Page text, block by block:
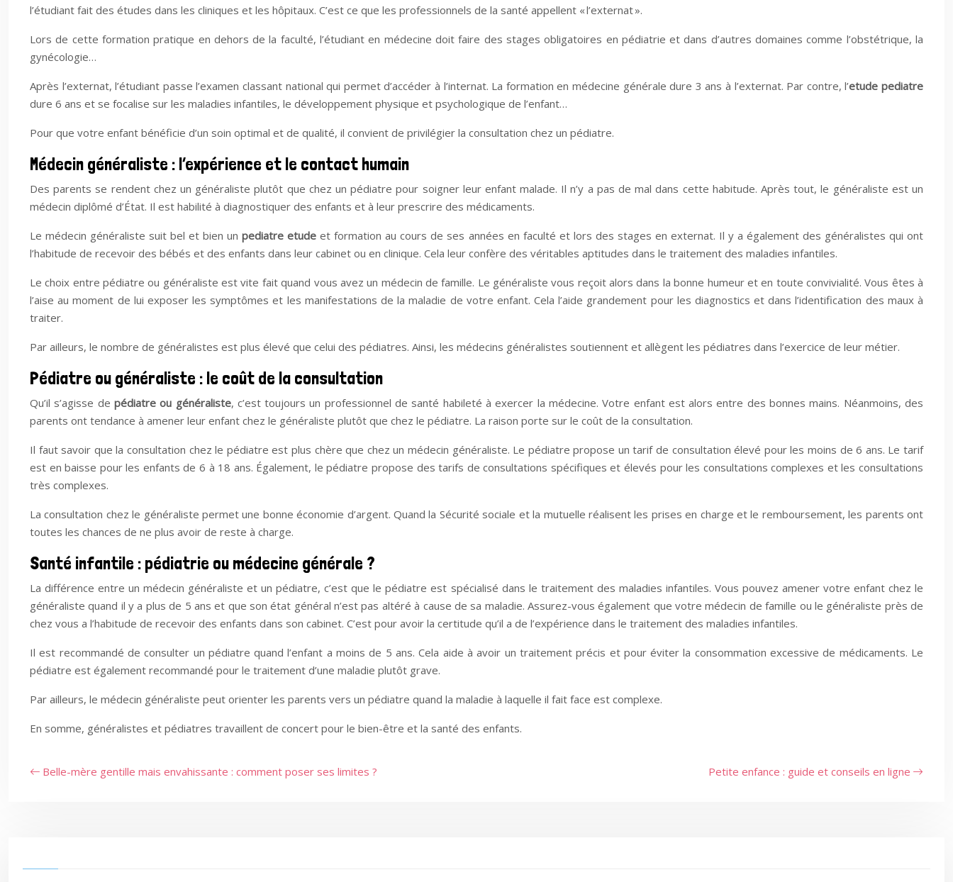
l’étudiant fait des études dans les cliniques et les hôpitaux. C’est ce que les professionnels de la santé appellent « l’externat ».
Lors de cette formation pratique en dehors de la faculté, l’étudiant en médecine doit faire des stages obligatoires en pédiatrie et dans d’autres domaines comme l’obstétrique, la
gynécologie…
Après l’externat, l’étudiant passe l’examen classant national qui permet d’accéder à l’internat. La formation en médecine générale dure 3 ans à l’externat. Par contre, l’etude pediatre
dure 6 ans et se focalise sur les maladies infantiles, le développement physique et psychologique de l’enfant…
Pour que votre enfant bénéficie d’un soin optimal et de qualité, il convient de privilégier la consultation chez un pédiatre.
Médecin généraliste : l’expérience et le contact humain
Des parents se rendent chez un généraliste plutôt que chez un pédiatre pour soigner leur enfant malade. Il n’y a pas de mal dans cette habitude. Après tout, le généraliste est un
médecin diplômé d’État. Il est habilité à diagnostiquer des enfants et à leur prescrire des médicaments.
Le médecin généraliste suit bel et bien unpediatre etude et formation au cours de ses années en faculté et lors des stages en externat. Il y a également des généralistes qui ont
l’habitude de recevoir des bébés et des enfants dans leur cabinet ou en clinique. Cela leur confère des véritables aptitudes dans le traitement des maladies infantiles.
Le choix entre pédiatre ou généraliste est vite fait quand vous avez un médecin de famille. Le généraliste vous reçoit alors dans la bonne humeur et en toute convivialité. Vous êtes à
l’aise au moment de lui exposer les symptômes et les manifestations de la maladie de votre enfant. Cela l’aide grandement pour les diagnostics et dans l’identification des maux à
traiter.
Par ailleurs, le nombre de généralistes est plus élevé que celui des pédiatres. Ainsi, les médecins généralistes soutiennent et allègent les pédiatres dans l’exercice de leur métier.
Pédiatre ou généraliste : le coût de la consultation
Qu’il s’agisse de pédiatre ou généraliste, c’est toujours un professionnel de santé habileté à exercer la médecine. Votre enfant est alors entre des bonnes mains. Néanmoins, des
parents ont tendance à amener leur enfant chez le généraliste plutôt que chez le pédiatre. La raison porte sur le coût de la consultation.
Il faut savoir que la consultation chez le pédiatre est plus chère que chez un médecin généraliste. Le pédiatre propose un tarif de consultation élevé pour les moins de 6 ans. Le tarif
est en baisse pour les enfants de 6 à 18 ans. Également, le pédiatre propose des tarifs de consultations spécifiques et élevés pour les consultations complexes et les consultations
très complexes.
La consultation chez le généraliste permet une bonne économie d’argent. Quand la Sécurité sociale et la mutuelle réalisent les prises en charge et le remboursement, les parents ont
toutes les chances de ne plus avoir de reste à charge.
Santé infantile : pédiatrie ou médecine générale ?
La différence entre un médecin généraliste et un pédiatre, c’est que le pédiatre est spécialisé dans le traitement des maladies infantiles. Vous pouvez amener votre enfant chez le
généraliste quand il y a plus de 5 ans et que son état général n’est pas altéré à cause de sa maladie. Assurez-vous également que votre médecin de famille ou le généraliste près de
chez vous a l’habitude de recevoir des enfants dans son cabinet. C’est pour avoir la certitude qu’il a de l’expérience dans le traitement des maladies infantiles.
Il est recommandé de consulter un pédiatre quand l’enfant a moins de 5 ans. Cela aide à avoir un traitement précis et pour éviter la consommation excessive de médicaments. Le
pédiatre est également recommandé pour le traitement d’une maladie plutôt grave.
Par ailleurs, le médecin généraliste peut orienter les parents vers un pédiatre quand la maladie à laquelle il fait face est complexe.
En somme, généralistes et pédiatres travaillent de concert pour le bien-être et la santé des enfants.
Belle-mère gentille mais envahissante : comment poser ses limites ? Petite enfance : guide et conseils en ligne